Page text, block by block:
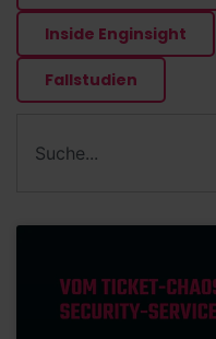
Inside Enginsight
Fallstudien